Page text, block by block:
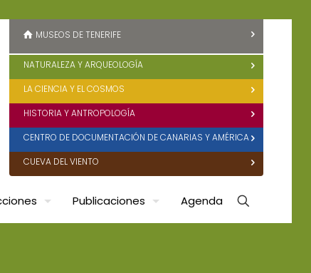
Publicaciones Agenda
MUSEOS DE TENERIFE
NATURALEZA Y ARQUEOLOGÍA
LA CIENCIA Y EL COSMOS
HISTORIA Y ANTROPOLOGÍA
CENTRO DE DOCUMENTACIÓN DE CANARIAS Y AMÉRICA
CUEVA DEL VIENTO